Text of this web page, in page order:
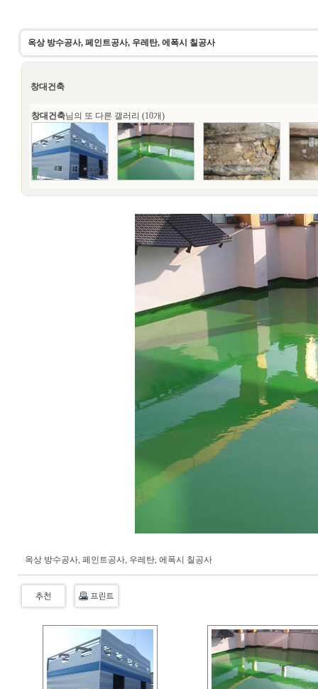
옥상 방수공사, 페인트공사, 우레탄, 에폭시 칠공사
창대건축
창대건축님의 또 다른 갤러리 (10개)
옥상 방수공사, 페인트공사, 우레탄, 에폭시 칠공사